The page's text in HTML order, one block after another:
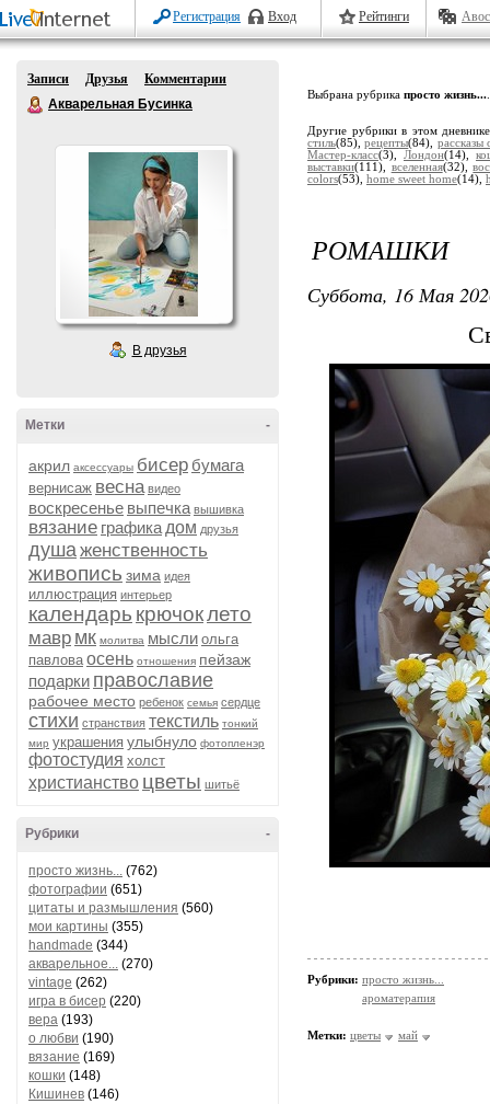
Регистрация Вход Рейтинги
Записи Друзья
Комментарии
Акварельная Бусинка
В друзья
-
Метки
акрил аксессуары бисер бумага
вернисаж весна видео
воскресенье выпечка вышивка
вязание графика дом друзья
душаженственность
живопись зима идея
иллюстрация интерьер
календарь крючоклето
мавр мк молитва мысли ольга
павлова осень отношения пейзаж
подарки православие
рабочее место ребенок семья сердце
стихи странствия текстиль тонкий
мир украшения улыбнуло фотопленэр
фотостудия холст
христианство цветы шитьё
-
Рубрики
просто жизнь... (762)
фотографии (651)
цитаты и размышления (560)
мои картины (355)
handmade (344)
акварельное... (270)
vintage (262)
игра в бисер (220)
вера (193)
о любви (190)
вязание (169)
кошки (148)
Кишинев (146)
Выбрана рубрика просто жизнь...
Другие рубрики в этом
стиль(85),рецепты(84), рассказы
Мастер-класс(3), Лондон(14),
выставки(111), вселенная(32),
colors(53), home sweet home(14),
РОМАШКИ
Суббота, 16 Мая
Рубрики: просто жизнь...
ароматерапия
Метки: цветы май